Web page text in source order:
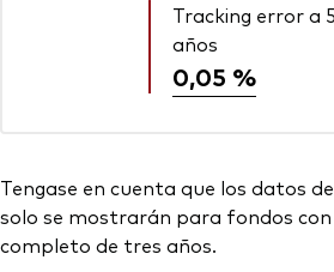
Tracking error a 5
años
0,05 %
Tengase en cuenta que los datos
solo se mostrarán para fondos
completo de tres años.